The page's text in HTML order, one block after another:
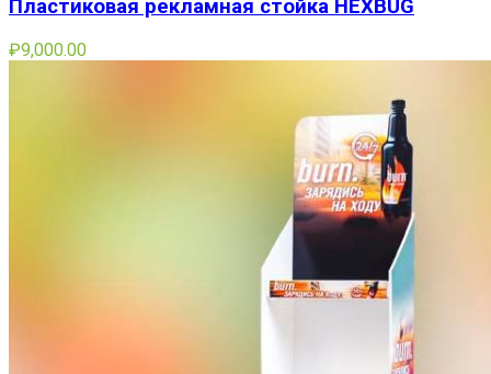
Пластиковая рекламная стойка HEXBUG
₽9,000.00